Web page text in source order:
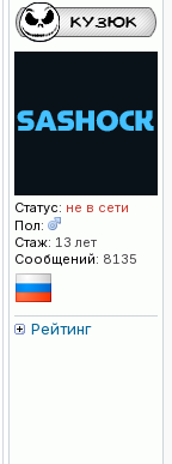
Статус: не в сети
Пол:
Стаж: 13 лет
Сообщений: 8135
Рейтинг